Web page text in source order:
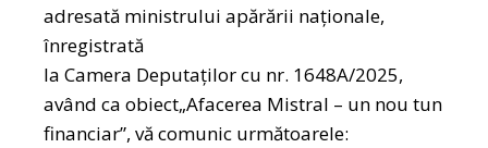
adresată ministrului apărării naționale,
înregistrată
la Camera Deputaților cu nr. 1648A/2025,
având ca obiect„Afacerea Mistral – un nou tun
financiar”, vă comunic următoarele: